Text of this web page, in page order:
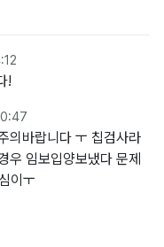
!
의바랍니다 ㅜ 칩검사라
우 임보입양보냈다 문제
이ㅜ